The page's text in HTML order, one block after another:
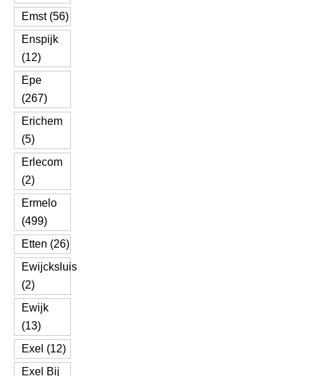
Emst (56)
Enspijk
(12)
Epe
(267)
Erichem
(5)
Erlecom
(2)
Ermelo
(499)
Etten (26)
Ewijcksluis
(2)
Ewijk
(13)
Exel (12)
Exel Bij